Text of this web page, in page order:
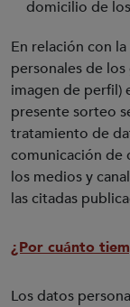
domicilio de
En relación con
personales de
imagen de perfil)
presente sorteo
tratamiento de
comunicación de
los medios y
las citadas
¿Por cuánto
Los datos